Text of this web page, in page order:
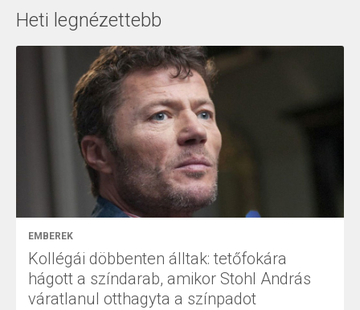
Heti legnézettebb
EMBEREK
Kollégái döbbenten álltak: tetőfokára
hágott a színdarab, amikor Stohl András
váratlanul otthagyta a színpadot